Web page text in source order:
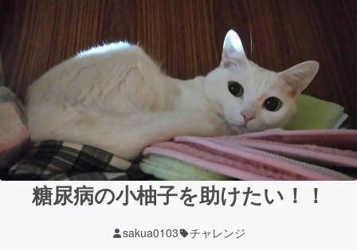
糖尿病の小柚子を助けたい！！
sakua0103 チャレンジ